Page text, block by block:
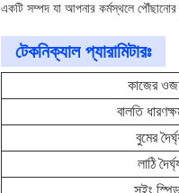
একটি সম্পদ যা আপনার কর্মস্থলে
টেকনিক্যাল প্যারামিটারঃ
কাজের
বালতি
বুমের
লাঠি
সুইং